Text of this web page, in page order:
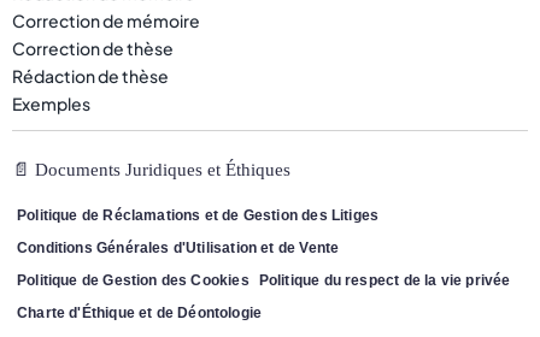
Correction de mémoire
Correction de thèse
Rédaction de thèse
Exemples
📄 Documents Juridiques et Éthiques
Politique de Réclamations et de Gestion des Litiges
Conditions Générales d'Utilisation et de Vente
Politique de Gestion des Cookies
Politique du respect de la vie privée
Charte d'Éthique et de Déontologie